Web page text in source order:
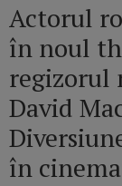
Actorul
în noul
regizorul
David
în